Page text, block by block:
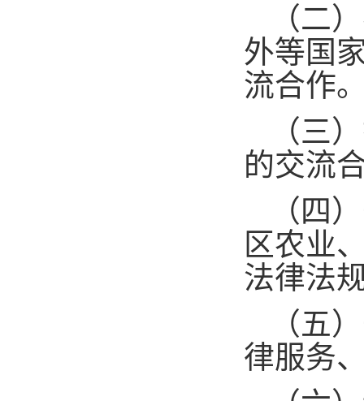
（二
外等国
流合作
（三
的交流
（四
区农业
法律法
（五
律服务